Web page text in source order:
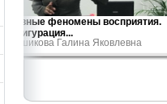
Основные феномены восприятия.
Конфигурация...
Меньшикова Галина Яковлевна